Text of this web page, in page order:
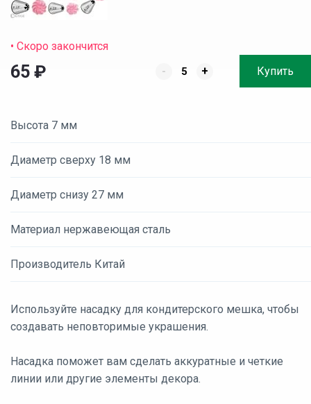
• Скоро закончится
65 ₽ - + Купить
Высота 7 мм
Диаметр сверху 18 мм
Диаметр снизу 27 мм
Материал нержавеющая сталь
Производитель Китай
Используйте насадку для кондитерского мешка, чтобы
создавать неповторимые украшения.
Насадка поможет вам сделать аккуратные и четкие
линии или другие элементы декора.